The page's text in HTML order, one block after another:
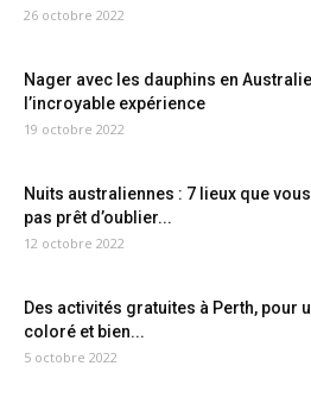
26 octobre 2022
Nager avec les dauphins en
l’incroyable expérience
19 octobre 2022
Nuits australiennes : 7 lieux que vous
pas prêt d’oublier...
12 octobre 2022
Des activités gratuites à Perth, pour
coloré et bien...
5 octobre 2022